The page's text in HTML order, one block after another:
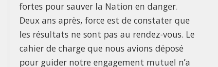
fortes pour sauver la Nation en danger.
Deux ans après, force est de constater que
les résultats ne sont pas au rendez-vous. Le
cahier de charge que nous avions déposé
pour guider notre engagement mutuel n’a